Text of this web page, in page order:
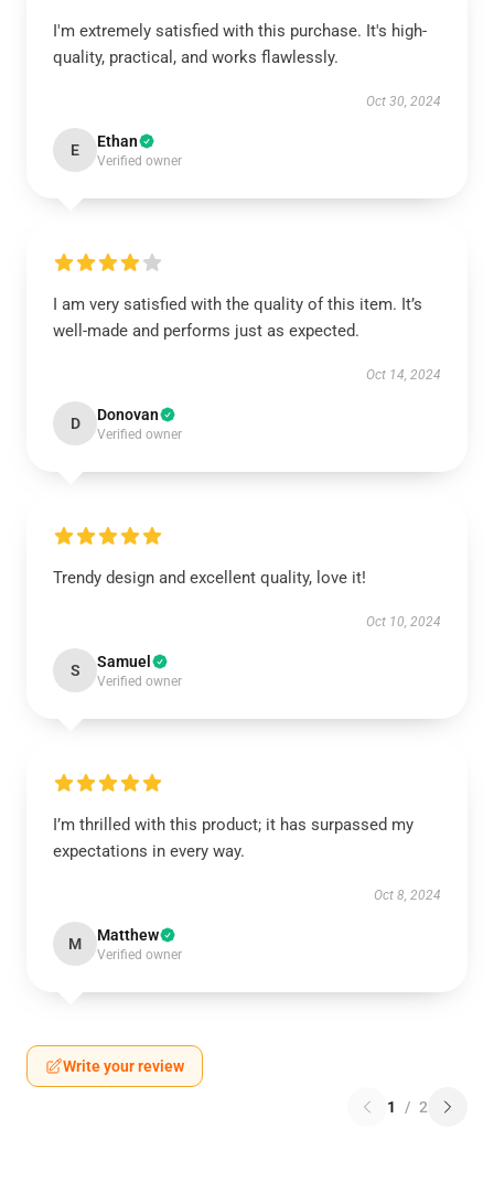
I'm extremely satisfied with this purchase. It's high-
quality, practical, and works flawlessly.
Oct 30, 2024
E Ethan
Verified owner
I am very satisfied with the quality of this item. It’s
well-made and performs just as expected.
Oct 14, 2024
D Donovan
Verified owner
Trendy design and excellent quality, love it!
Oct 10, 2024
S Samuel
Verified owner
I’m thrilled with this product; it has surpassed my
expectations in every way.
Oct 8, 2024
M Matthew
Verified owner
Write your review
1 / 2